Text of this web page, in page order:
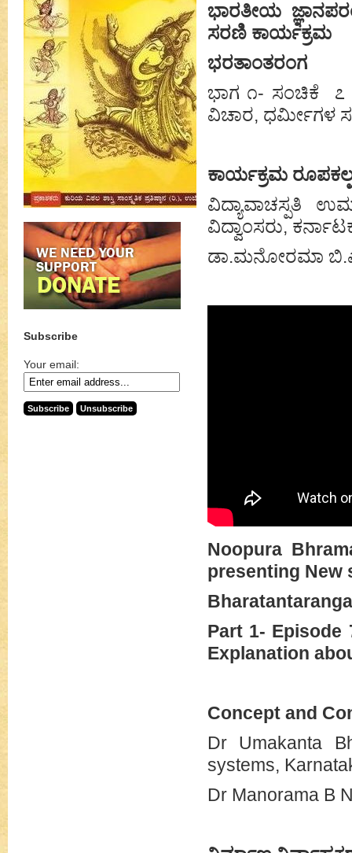
Subscribe
Your email:
ಭಾರತೀಯ
ಸರಣಿ ಕಾರ್ಯಕ್ರಮ
ಭರತಾಂತರಂಗ
ಭಾಗ ೧- ಸಂಚಿಕೆ ೭
ವಿಚಾರ, ಧರ್ಮೀಗಳ
ಕಾರ್ಯಕ್ರಮ
ವಿದ್ಯಾವಾಚಸ್ಪತಿ
ವಿದ್ವಾಂಸರು,
ಡಾ.ಮನೋರಮಾ
Noopura
presenting New
Bharatantaranga
Part 1- Episode
Explanation
Concept and
Dr Umakanta
systems,
Dr Manorama B